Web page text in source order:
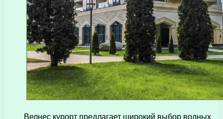
Велнес курорт предлагает широкий выбор водных